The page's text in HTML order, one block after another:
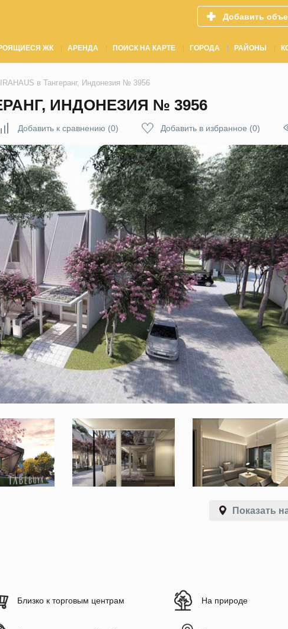
Добавить
ЖК АРЕНДА ПОИСК НА КАРТЕ ГОРОДА РАЙОНЫ
в Тангеранг, Индонезия № 3956
ИНДОНЕЗИЯ № 3956
Добавить к сравнению (0) Добавить в избранное (0)
Показать
Близко к торговым центрам На природе